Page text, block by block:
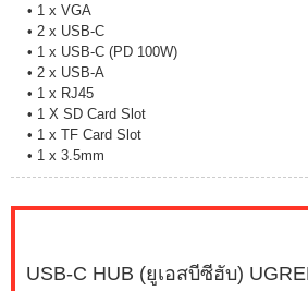
• 1 x VGA
• 2 x USB-C
• 1 x USB-C (PD 100W)
• 2 x USB-A
• 1 x RJ45
• 1 X SD Card Slot
• 1 x TF Card Slot
• 1 x 3.5mm
USB-C HUB (ยูเอสบีซีฮับ)